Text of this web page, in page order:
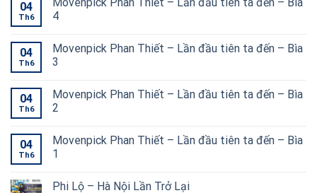
04
Th6
4
04
Th6
Movenpick Phan Thiết – Lần đầu tiên ta đến – Bìa
3
04
Th6
Movenpick Phan Thiết – Lần đầu tiên ta đến – Bìa
2
04
Th6
Movenpick Phan Thiết – Lần đầu tiên ta đến – Bìa
1
Phi Lộ – Hà Nội Lần Trở Lại